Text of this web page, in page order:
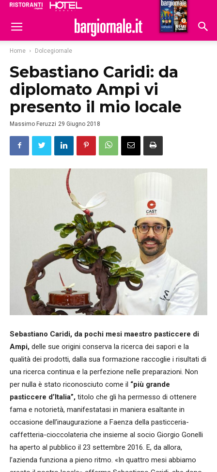
Hoteldomani
Home Dolcegiornale
Sebastiano Caridi: da
diplomato Ampi vi
presento il mio locale
Massimo Feruzzi 29 Giugno 2018
Sebastiano Caridi, da pochi mesi maestro pasticcere di
Ampi, delle sue origini conserva la ricerca dei sapori e la
qualità dei prodotti, dalla sua formazione raccoglie i risultati di
una ricerca continua e la perfezione nelle preparazioni. Non
per nulla è stato riconosciuto come il “più grande
pasticcere d’Italia”, titolo che gli ha permesso di ottenere
fama e notorietà, manifestatasi in maniera esaltante in
occasione dell’inaugurazione a Faenza della pasticceria-
caffetteria-cioccolateria che insieme al socio Giorgio Gonelli
ha aperto al pubblico il 23 settembre 2016. E, da allora,
l’azienda funziona a pieno ritmo. «In quattro mesi abbiamo